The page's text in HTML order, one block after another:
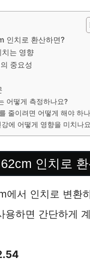
인치로 환산하면?
치는 영향
중요성
어떻게 측정하나요?
줄이려면 어떻게 해야 하
에 어떻게 영향을 미치나
인치로
에서 인치로 변환
용하면 간단하게